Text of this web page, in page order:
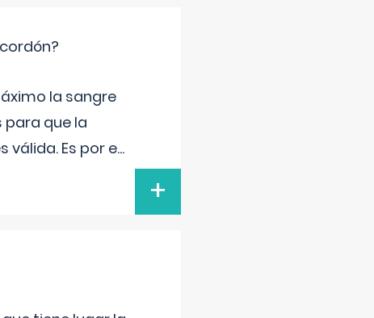
la sangre
para que la
válida. Es por e...
+